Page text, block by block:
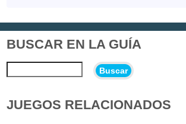
BUSCAR EN LA GUÍA
Buscar
JUEGOS RELACIONADOS